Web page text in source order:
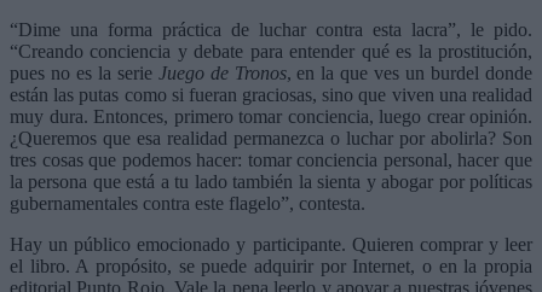
“Dime una forma práctica de luchar contra esta lacra”, le pido.
“Creando conciencia y debate para entender qué es la prostitución,
pues no es la serie Juego de Tronos, en la que ves un burdel donde
están las putas como si fueran graciosas, sino que viven una realidad
muy dura. Entonces, primero tomar conciencia, luego crear opinión.
¿Queremos que esa realidad permanezca o luchar por abolirla? Son
tres cosas que podemos hacer: tomar conciencia personal, hacer que
la persona que está a tu lado también la sienta y abogar por políticas
gubernamentales contra este flagelo”, contesta.
Hay un público emocionado y participante. Quieren comprar y leer
el libro. A propósito, se puede adquirir por Internet, o en la propia
editorial Punto Rojo. Vale la pena leerlo y apoyar a nuestras jóvenes